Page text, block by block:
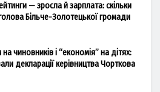
— зросла й зарплата: скільки
Більче-Золотецької громади
чиновників і “економія” на дітях:
декларації керівництва Чорткова